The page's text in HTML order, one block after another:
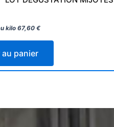
kilo 67,60 €
panier